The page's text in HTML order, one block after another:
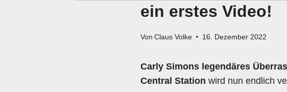
ein erstes Video!
Von Claus Volke 16. Dezember 2022
Carly Simons legendäres
Central Station wird nun endlich